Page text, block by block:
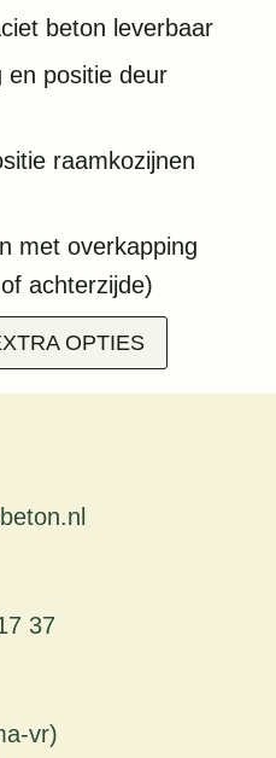
beton leverbaar
en positie deur
raamkozijnen
met overkapping
achterzijde)
OPTIES
37
vr)